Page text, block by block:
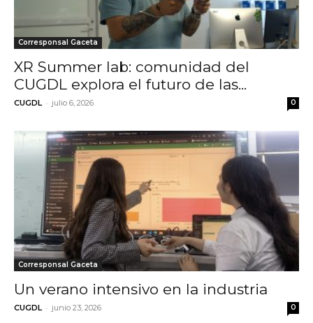
Corresponsal Gaceta
XR Summer lab: comunidad del
CUGDL explora el futuro de las...
CUGDL - julio 6, 2026 0
Corresponsal Gaceta
Un verano intensivo en la industria
CUGDL - junio 23, 2026 0